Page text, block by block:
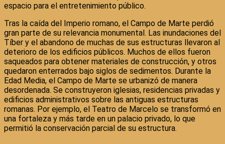
espacio para el entretenimiento público.
Tras la caída del Imperio romano, el Campo de Marte perdió
gran parte de su relevancia monumental. Las inundaciones del
Tíber y el abandono de muchas de sus estructuras llevaron al
deterioro de los edificios públicos. Muchos de ellos fueron
saqueados para obtener materiales de construcción, y otros
quedaron enterrados bajo siglos de sedimentos. Durante la
Edad Media, el Campo de Marte se urbanizó de manera
desordenada. Se construyeron iglesias, residencias privadas y
edificios administrativos sobre las antiguas estructuras
romanas. Por ejemplo, el Teatro de Marcelo se transformó en
una fortaleza y más tarde en un palacio privado, lo que
permitió la conservación parcial de su estructura.